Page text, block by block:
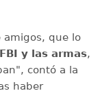
amigos, que lo
FBI y las armas,
contó a la
haber